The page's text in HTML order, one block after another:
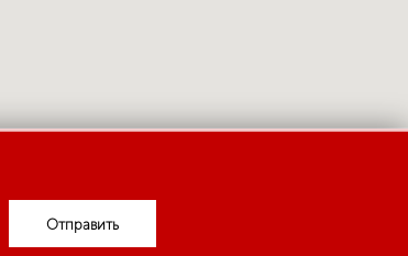
Отправить